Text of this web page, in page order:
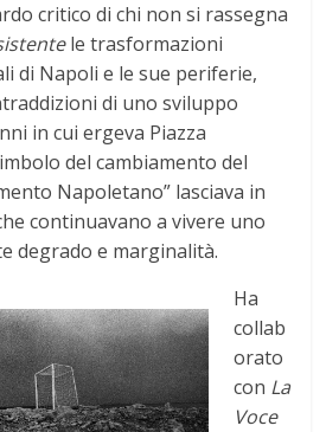
critico di chi non si rassegna
le trasformazioni
di Napoli e le sue periferie,
di uno sviluppo
in cui ergeva Piazza
del cambiamento del
Napoletano” lasciava in
continuavano a vivere uno
degrado e marginalità.
Ha
collab
orato
con La
Voce